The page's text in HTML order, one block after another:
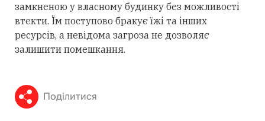
замкненою у власному будинку без можливості
втекти. Їм поступово бракує їжі та інших
ресурсів, а невідома загроза не дозволяє
залишити помешкання.
Поділитися